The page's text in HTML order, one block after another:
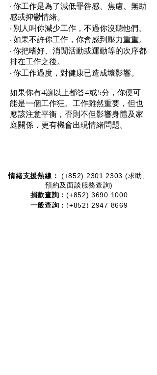
‧ 你工作是為了減低罪咎感、焦慮、無助
感或抑鬱情緒。
‧ 別人叫你減少工作，不過你沒聽他們。
‧ 如果不許你工作，你會感到壓力重重。
‧ 你把嗜好、消閒活動或運動等的次序都
排在工作之後。
‧ 你工作過度，對健康已造成壞影響。
如果你有4題以上都答4或5分，你便可
能是一個工作狂。工作雖然重要，但也
應該注意平衡，否則不但影響身體及家
庭關係，更有機會出現情緒問題。
情緒支援熱線：​​ (+852) 2301 2303 (求助、
預約及面談服務查詢)
捐款查詢：(+852)3690 1000
一般查詢：(+852) 2947 8669